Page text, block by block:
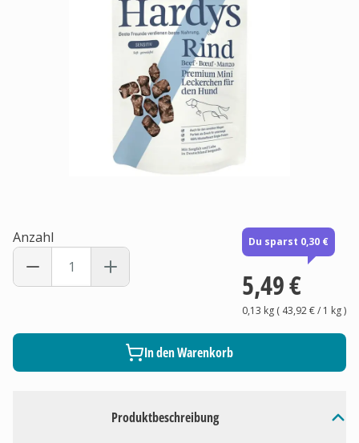
Produktbeschreibung
Anzahl Du sparst 0,30 €
5,49 €
0,13 kg( 43,92 €/ 1 kg)
In den Warenkorb